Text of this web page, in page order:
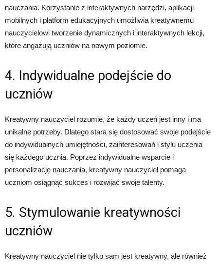
nauczania. Korzystanie z interaktywnych narzędzi, aplikacji
mobilnych i platform edukacyjnych umożliwia kreatywnemu
nauczycielowi tworzenie dynamicznych i interaktywnych lekcji,
które angażują uczniów na nowym poziomie.
4. Indywidualne podejście do
uczniów
Kreatywny nauczyciel rozumie, że każdy uczeń jest inny i ma
unikalne potrzeby. Dlatego stara się dostosować swoje podejście
do indywidualnych umiejętności, zainteresowań i stylu uczenia
się każdego ucznia. Poprzez indywidualne wsparcie i
personalizację nauczania, kreatywny nauczyciel pomaga
uczniom osiągnąć sukces i rozwijać swoje talenty.
5. Stymulowanie kreatywności
uczniów
Kreatywny nauczyciel nie tylko sam jest kreatywny, ale również